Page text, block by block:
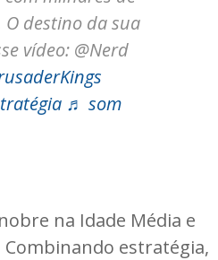
destino da sua
vídeo: @Nerd
♬ som
na Idade Média e
estratégia,